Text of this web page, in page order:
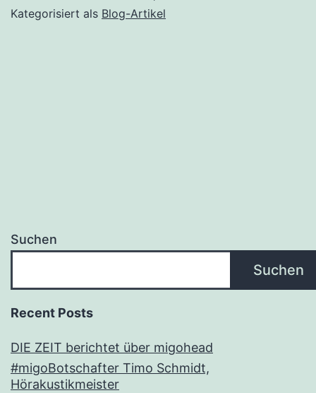
Kategorisiert als Blog-Artikel
Suchen
Suchen
Recent Posts
DIE ZEIT berichtet über migohead
#migoBotschafter Timo Schmidt,
Hörakustikmeister